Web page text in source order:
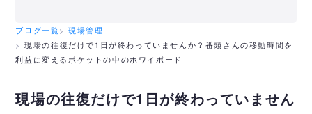
ブログ一覧
現場管理
現場の往復だけで1日が終わっていませんか？番頭さんの移動時間を
利益に変えるポケットの中のホワイボード
現場の往復だけで1日が終わっていません